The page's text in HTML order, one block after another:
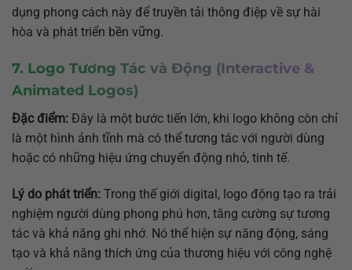
dụng phong cách này để truyền tải thông điệp về sự hài
hòa và phát triển bền vững.
7. Logo Tương Tác và Động (Interactive &
Animated Logos)
Đặc điểm: Đây là một bước tiến lớn, khi logo không còn chỉ
là một hình ảnh tĩnh mà có thể tương tác với người dùng
hoặc có những hiệu ứng chuyển động nhỏ, tinh tế.
Lý do phát triển: Trong thế giới digital, logo động tạo ra trải
nghiệm người dùng phong phú hơn, tăng cường sự tương
tác và khả năng ghi nhớ. Nó thể hiện sự năng động, sáng
tạo và khả năng thích ứng của thương hiệu với công nghệ